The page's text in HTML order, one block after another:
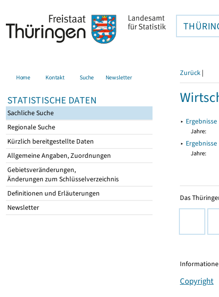
Home Kontakt Suche Newsletter
STATISTISCHE DATEN
Sachliche Suche
Regionale Suche
Kürzlich bereitgestellte Daten
Allgemeine Angaben, Zuordnungen
Gebietsveränderungen,
Änderungen zum Schlüsselverzeichnis
Definitionen und Erläuterungen
Newsletter
Zurück |
▸
Jahre:
▸
Jahre:
Das
Copyright